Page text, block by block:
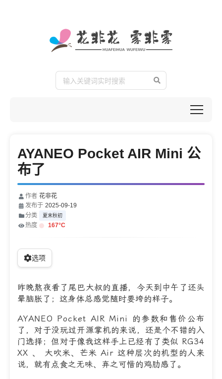
AYANEO Pocket AIR Mini 公
布了
作者 花非花
发布于 2025-09-19
分类
夏末秋初
热度 167°C
选项
昨晚熬夜看了尾巴大叔的直播，今天到中午了还头
晕脑胀了；这身体总感觉随时要垮的样子。
AYANEO Pocket AIR Mini 的参数和售价公布
了，对于没玩过开源掌机的来说，还是个不错的入
门选择；但对于像我这样手上已经有了类似 RG34
XX 、 大吹米、芒米 Air 这种层次的机型的人来
说，就有点食之无味、弃之可惜的鸡肋感了。